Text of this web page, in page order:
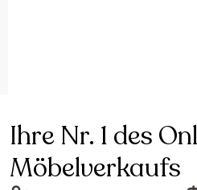
Ihre Nr. 1 des
Möbelverkaufs